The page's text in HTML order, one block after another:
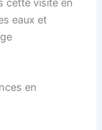
cette visite en
eaux et
en